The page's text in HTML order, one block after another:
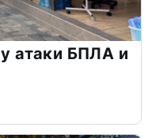
атаки БПЛА и